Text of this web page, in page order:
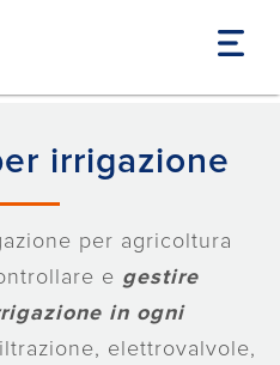
Automatica 4.0
irrigazione
irrigazione
per agricoltura
e gestire
in ogni
elettrovalvole,